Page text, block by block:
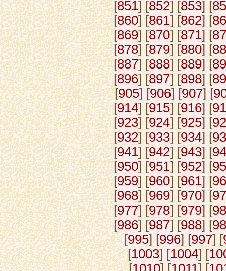
[851] [852] [853] [
[860] [861] [862] [
[869] [870] [871] [
[878] [879] [880] [
[887] [888] [889] [
[896] [897] [898] [
[905] [906] [907] [
[914] [915] [916] [
[923] [924] [925] [
[932] [933] [934] [
[941] [942] [943] [
[950] [951] [952] [
[959] [960] [961] [
[968] [969] [970] [
[977] [978] [979] [
[986] [987] [988] [
[995] [996] [997] [
[1003] [1004] [